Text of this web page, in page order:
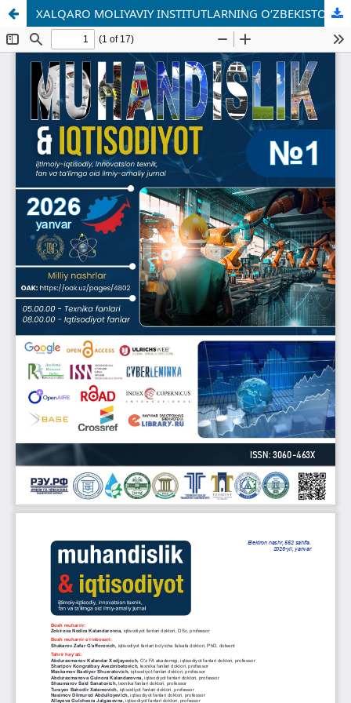
XALQARO MOLIYAVIY INSTITUTLARNING O‘ZBEKISTON IQTISODIYOTIGA TA’SIRI